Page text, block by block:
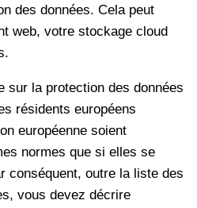
des données. Cela peut
web, votre stockage cloud
sur la protection des données
résidents européens
européenne soient
normes que si elles se
conséquent, outre la liste des
vous devez décrire